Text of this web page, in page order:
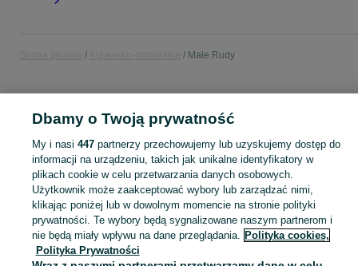
Małe Rudy
dji baterie działka
Zobacz
Mapa kategorii
Mapa miejscowości
Dbamy o Twoją prywatność
My i nasi 447partnerzy przechowujemy lub uzyskujemy dostęp do
informacji na urządzeniu, takich jak unikalne identyfikatory w
plikach cookie w celu przetwarzania danych osobowych.
Użytkownik może zaakceptować wybory lub zarządzać nimi,
klikając poniżej lub w dowolnym momencie na stronie polityki
prywatności. Te wybory będą sygnalizowane naszym partnerom i
nie będą miały wpływu na dane przeglądania. Polityka cookies,
Polityka Prywatności